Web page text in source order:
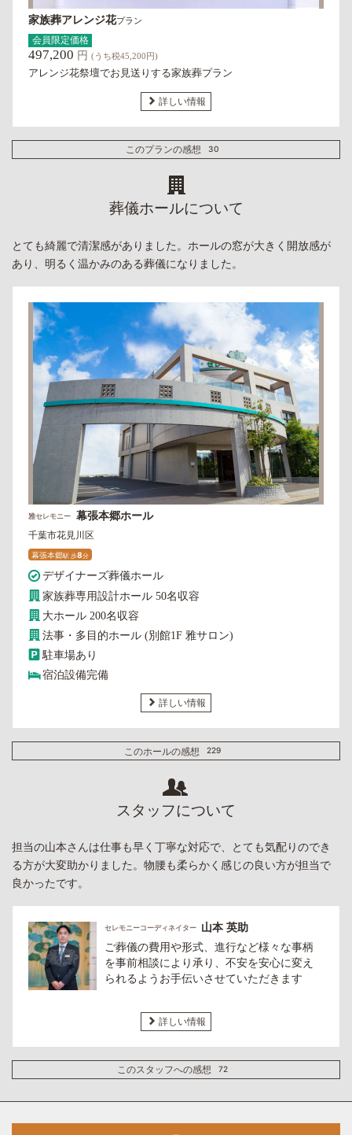
家族葬アレンジ花プラン
会員限定価格
497,200 円 (うち税45,200円)
アレンジ花祭壇でお見送りする家族葬プラン
詳しい情報
このプランの感想 30
葬儀ホールについて
とても綺麗で清潔感がありました。ホールの窓が大きく開放感が
あり、明るく温かみのある葬儀になりました。
雅セレモニー 幕張本郷ホール
千葉市花見川区
幕張本郷駅歩8分
デザイナーズ葬儀ホール
家族葬専用設計ホール 50名収容
大ホール 200名収容
法事・多目的ホール (別館1F 雅サロン)
駐車場あり
宿泊設備完備
詳しい情報
このホールの感想 229
スタッフについて
担当の山本さんは仕事も早く丁寧な対応で、とても気配りのでき
る方が大変助かりました。物腰も柔らかく感じの良い方が担当で
良かったです。
セレモニーコーディネイター
山本 英助
ご葬儀の費用や形式、進行など様々な事柄
を事前相談により承り、不安を安心に変え
られるようお手伝いさせていただきます
詳しい情報
このスタッフへの感想 72